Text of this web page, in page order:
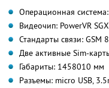
Операционная
Видеочип: PowerVR
Стандарты связи:
Две активные Sim-
Габариты: 1458010 мм
Разъемы: micro USB,